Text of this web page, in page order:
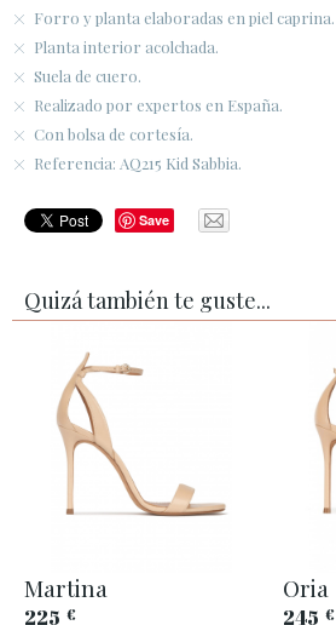
Forro y planta elaboradas en piel caprina.
Planta interior acolchada.
Suela de cuero.
Realizado por expertos en España.
Con bolsa de cortesía.
Referencia: AQ215 Kid Sabbia.
Save
Quizá también te guste...
Martina
225 €
Oria
245 €